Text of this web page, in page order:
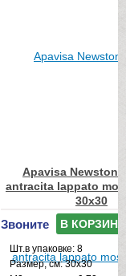
Apavisa
antracita lappato
30x30
Звоните В КОРЗИНУ
Шт.в упаковке: 8
Размер, см: 30x30